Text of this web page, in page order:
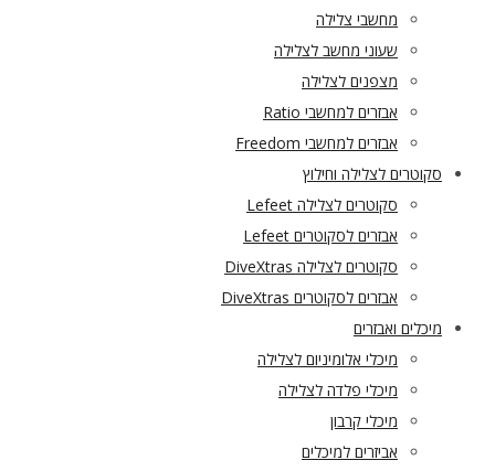
מחשבי צלילה
שעוני מחשב לצלילה
מצפנים לצלילה
אבזרים למחשבי Ratio
אבזרים למחשבי Freedom
סקוטרים לצלילה וחילוץ
סקוטרים לצלילה Lefeet
אבזרים לסקוטרים Lefeet
סקוטרים לצלילה DiveXtras
אבזרים לסקוטרים DiveXtras
מיכלים ואבזרים
מיכלי אלומיניום לצלילה
מיכלי פלדה לצלילה
מיכלי קרבון
אביזרים למיכלים